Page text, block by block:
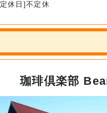
定休日
不定休
珈琲倶楽部